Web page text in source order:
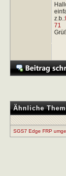
z.b.:
71
Ähnliche
SGS7 Edge FRP